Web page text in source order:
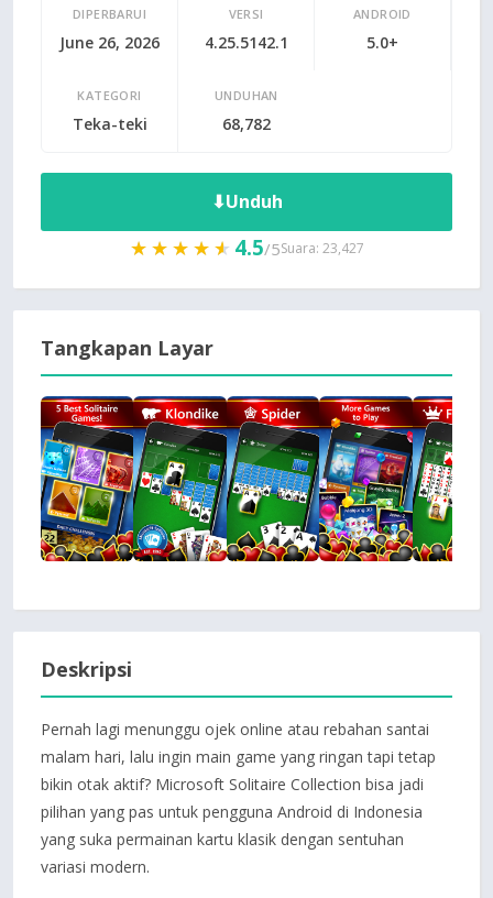
DIPERBARUI
June 26, 2026
VERSI
4.25.5142.1
ANDROID
5.0+
KATEGORI
Teka-teki
UNDUHAN
68,782
⬇Unduh
★★★★★
★★★★★ 4.5/5Suara: 23,427
Tangkapan Layar
Deskripsi
Pernah lagi menunggu ojek online atau rebahan santai
malam hari, lalu ingin main game yang ringan tapi tetap
bikin otak aktif? Microsoft Solitaire Collection bisa jadi
pilihan yang pas untuk pengguna Android di Indonesia
yang suka permainan kartu klasik dengan sentuhan
variasi modern.